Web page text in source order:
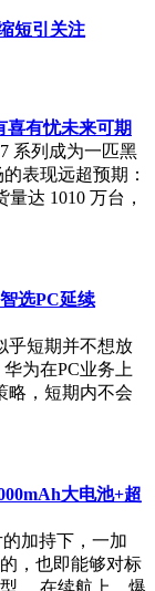
短引关注
喜有忧未来可期
系列成为一匹黑
表现远超预期：
达 1010 万台，
选PC延续
乎短期并不想放
为在PC业务上
略，短期内不会
大电池+超
加持下，一加
，也即能够对标
。 在续航上，爆